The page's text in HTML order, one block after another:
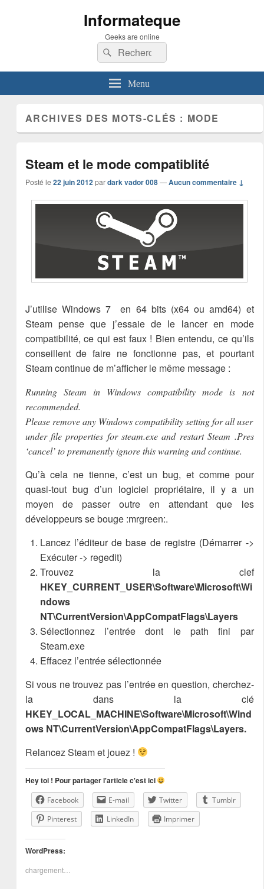
Informateque
Geeks are online
Recherche :
Rechercher
Menu
ARCHIVES DES MOTS-CLÉS : MODE
Steam et le mode compatiblité
Posté le 22 juin 2012 pardark vador 008 —Aucun commentaire ↓
J’utilise Windows 7 en 64 bits (x64 ou amd64) et
Steam pense que j’essaie de le lancer en mode
compatibilité, ce qui est faux ! Bien entendu, ce qu’ils
conseillent de faire ne fonctionne pas, et pourtant
Steam continue de m’afficher le même message :
Running Steam in Windows compatibility mode is not
recommended.
Please remove any Windows compatibility setting for all user
under file properties for steam.exe and restart Steam .Pres
‘cancel’ to premanently ignore this warning and continue.
Qu’à cela ne tienne, c’est un bug, et comme pour
quasi-tout bug d’un logiciel propriétaire, il y a un
moyen de passer outre en attendant que les
développeurs se bouge :mrgreen:.
Lancez l’éditeur de base de registre (Démarrer ->
Exécuter -> regedit)
Trouvez la clef
HKEY_CURRENT_USER\Software\Microsoft\Wi
ndows
NT\CurrentVersion\AppCompatFlags\Layers
Sélectionnez l’entrée dont le path fini par
Steam.exe
Effacez l’entrée sélectionnée
Si vous ne trouvez pas l’entrée en question, cherchez-
la dans la clé
HKEY_LOCAL_MACHINE\Software\Microsoft\Wind
ows NT\CurrentVersion\AppCompatFlags\Layers.
Relancez Steam et jouez !
Hey toi ! Pour partager l'article c'est ici
Facebook E-mail Twitter
Tumblr
Pinterest
LinkedIn Imprimer
WordPress:
chargement…